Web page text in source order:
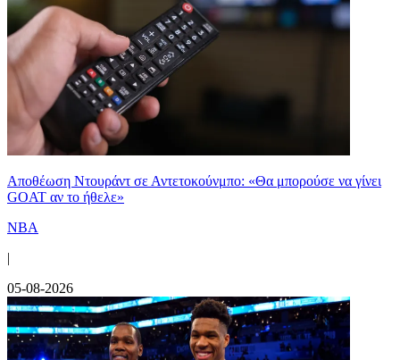
Αποθέωση Ντουράντ σε Αντετοκούνμπο: «Θα μπορούσε να γίνει
GOAT αν το ήθελε»
NBA
|
05-08-2026